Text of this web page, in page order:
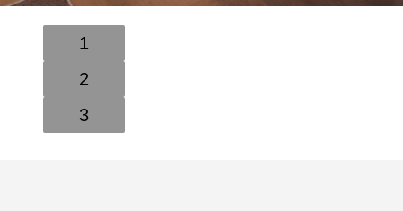
1
2
3